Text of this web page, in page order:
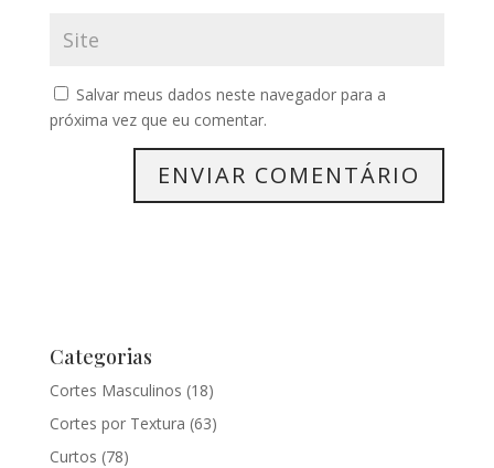
Salvar meus dados neste navegador para a
próxima vez que eu comentar.
Categorias
Cortes Masculinos (18)
Cortes por Textura (63)
Curtos (78)